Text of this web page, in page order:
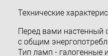
Технические
Перед вами настенный
с общим
Тип ламп - галогенные